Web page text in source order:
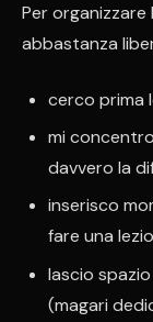
Per
abbastanza
cerco prima
mi
davvero la
inserisco
fare una
lascio
(magari